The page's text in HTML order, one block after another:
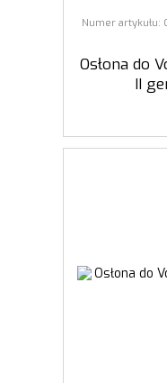
Numer artykułu:
Osłona do
II